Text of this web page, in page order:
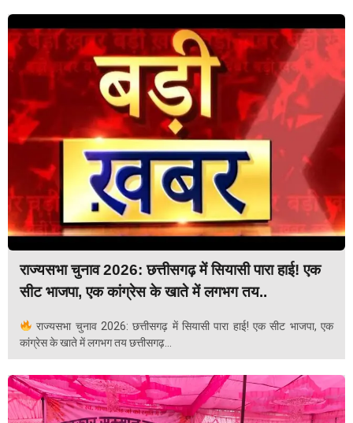
राज्यसभा चुनाव 2026: छत्तीसगढ़ में सियासी पारा हाई! एक
सीट भाजपा, एक कांग्रेस के खाते में लगभग तय..
राज्यसभा चुनाव 2026: छत्तीसगढ़ में सियासी पारा हाई! एक सीट भाजपा, एक
कांग्रेस के खाते में लगभग तय छत्तीसगढ़...